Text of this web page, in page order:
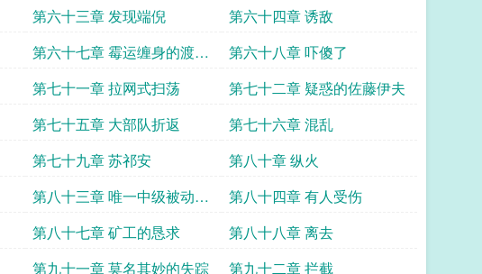
第六十三章 发现端倪
第六十四章 诱敌
第六十七章 霉运缠身的渡边
千秋
第六十八章 吓傻了
第七十一章 拉网式扫荡
第七十二章 疑惑的佐藤伊夫
第七十五章 大部队折返
第七十六章 混乱
第七十九章 苏祁安
第八十章 纵火
第八十三章 唯一中级被动技
能
第八十四章 有人受伤
第八十七章 矿工的恳求
第八十八章 离去
第九十一章 莫名其妙的失踪
第九十二章 拦截